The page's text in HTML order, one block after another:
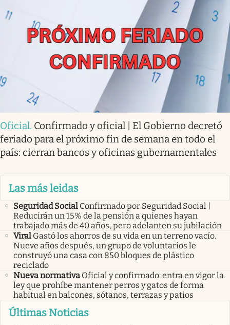
Oficial. Confirmado y oficial | El Gobierno decretó
feriado para el próximo fin de semana en todo el
país: cierran bancos y oficinas gubernamentales
Las más leidas
Seguridad Social Confirmado por Seguridad Social |
Reducirán un 15% de la pensión a quienes hayan
trabajado más de 40 años, pero adelanten su jubilación
Viral Gastó los ahorros de su vida en un terreno vacío.
Nueve años después, un grupo de voluntarios le
construyó una casa con 850 bloques de plástico
reciclado
Nueva normativa Oficial y confirmado: entra en vigor la
ley que prohíbe mantener perros y gatos de forma
habitual en balcones, sótanos, terrazas y patios
Últimas Noticias